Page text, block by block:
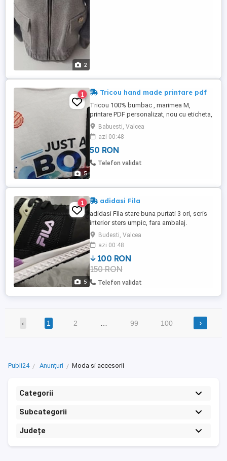
2
5
1 Tricou hand made printare pdf
Tricou 100% bumbac , marimea M,
printare PDF personalizat, nou cu eticheta,
material lejer de vara.
Babuesti, Valcea
azi 00:48
50 RON
Telefon validat
5
1 adidasi Fila
adidasi Fila stare buna purtati 3 ori, scris
interior sters umpic, fara ambalaj.
Budesti, Valcea
azi 00:48
100 RON
150 RON
Telefon validat
‹ 1 2 99 100 ›
Publi24 Anunțuri Moda si accesorii
Categorii
Subcategorii
Județe